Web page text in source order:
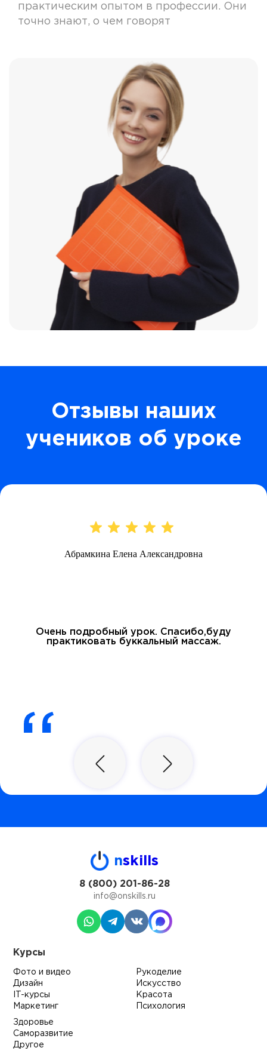
практическим опытом в профессии. Они
точно знают, о чем говорят
Отзывы наших
учеников об уроке
Абрамкина Елена Александровна
Очень подробный урок. Спасибо,буду
практиковать буккальный массаж.
nskills
8 (800) 201-86-28
info@onskills.ru
Курсы
Фото и видео
Дизайн
IT-курсы
Маркетинг
Рукоделие
Искусство
Красота
Психология
Здоровье
Саморазвитие
Другое